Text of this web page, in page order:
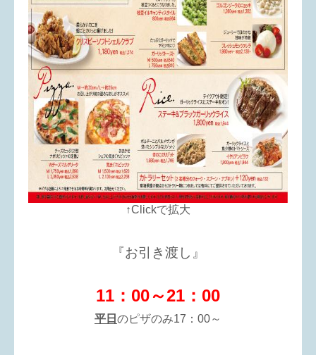
↑Clickで拡大
『お引き渡し』
11：00～21：00
平日 のピザのみ17：00～